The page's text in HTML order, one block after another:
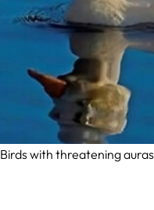
Birds with threatening auras